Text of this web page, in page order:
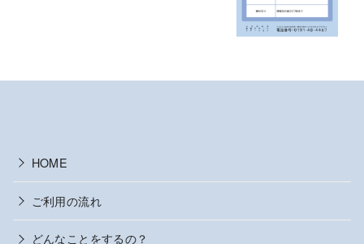
HOME
ご利用の流れ
どんなことをするの？